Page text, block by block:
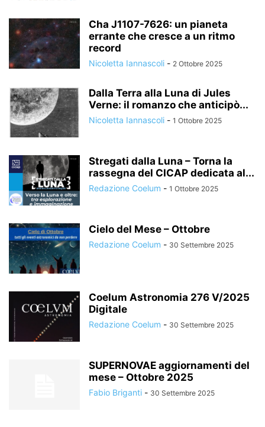
Cha J1107-7626: un pianeta
errante che cresce a un ritmo
record
Nicoletta Iannascoli - 2 Ottobre 2025
Dalla Terra alla Luna di Jules
Verne: il romanzo che anticipò...
Nicoletta Iannascoli - 1 Ottobre 2025
Stregati dalla Luna – Torna la
rassegna del CICAP dedicata al...
Redazione Coelum - 1 Ottobre 2025
Cielo del Mese – Ottobre
Redazione Coelum - 30 Settembre 2025
Coelum Astronomia 276 V/2025
Digitale
Redazione Coelum - 30 Settembre 2025
SUPERNOVAE aggiornamenti del
mese – Ottobre 2025
Fabio Briganti - 30 Settembre 2025